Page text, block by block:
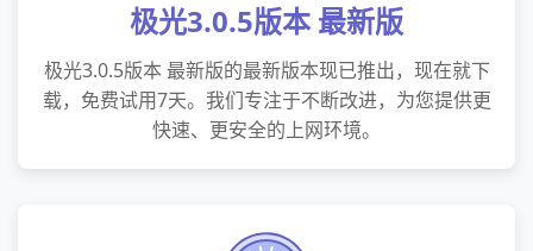
极光3.0.5版本 最新版
极光3.0.5版本 最新版的最新版本现已推出，现在就下
载，免费试用7天。我们专注于不断改进，为您提供更
快速、更安全的上网环境。